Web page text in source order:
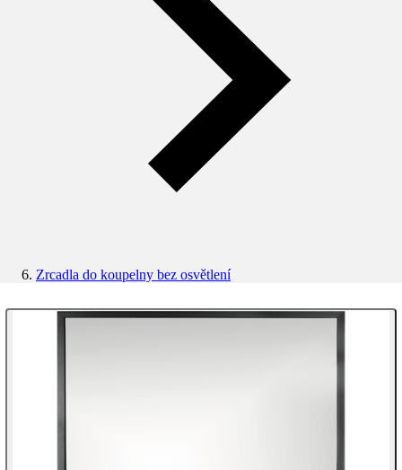
Zrcadla do koupelny bez osvětlení